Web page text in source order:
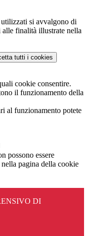
si avvalgono di
finalità illustrate nella
tutti i cookies
cookie consentire.
il funzionamento della
al funzionamento potete
possono essere
pagina della cookie
DI